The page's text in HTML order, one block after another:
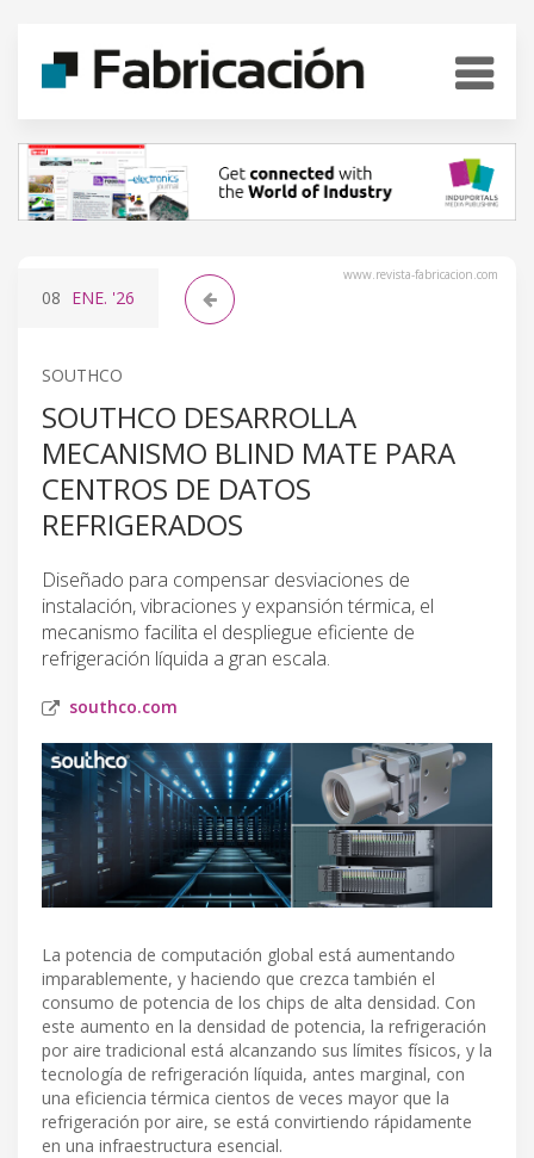
www.revista-fabricacion.com
08 ENE. '26
SOUTHCO
SOUTHCO DESARROLLA
MECANISMO BLIND MATE PARA
CENTROS DE DATOS
REFRIGERADOS
Diseñado para compensar desviaciones de
instalación, vibraciones y expansión térmica, el
mecanismo facilita el despliegue eficiente de
refrigeración líquida a gran escala.
southco.com
La potencia de computación global está aumentando
imparablemente, y haciendo que crezca también el
consumo de potencia de los chips de alta densidad. Con
este aumento en la densidad de potencia, la refrigeración
por aire tradicional está alcanzando sus límites físicos, y la
tecnología de refrigeración líquida, antes marginal, con
una eficiencia térmica cientos de veces mayor que la
refrigeración por aire, se está convirtiendo rápidamente
en una infraestructura esencial.